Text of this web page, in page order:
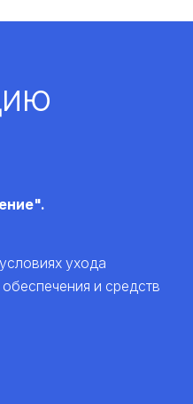
ухода
и средств